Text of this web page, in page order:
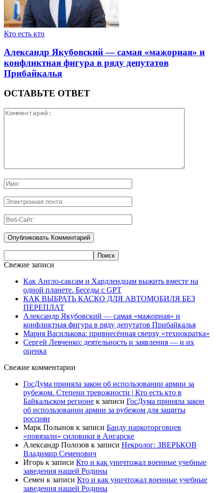
Кто есть кто
Александр Якубовский — самая «мажорная» и
конфликтная фигура в ряду депутатов
Прибайкалья
ОСТАВЬТЕ ОТВЕТ
Свежие записи
Как Англо-саксам и Хардлендцам выжить вместе на
одной планете. Беседы с GPT
КАК ВЫБРАТЬ КАСКО ДЛЯ АВТОМОБИЛЯ БЕЗ
ПЕРЕПЛАТ
Александр Якубовский — самая «мажорная» и
конфликтная фигура в ряду депутатов Прибайкалья
Мария Василькова: привнесённая сверху «технократка»
Сергей Левченко: деятельность и заявления — и их
оценка
Свежие комментарии
ГосДума приняла закон об использовании армии за
рубежом. Степени тревожности | Кто есть кто в
Байкальском регионе к записи ГосДума приняла закон
об использовании армии за рубежом для защиты
россиян
Марк Полынов к записи Банду наркоторговцев
«повязали» силовики в Ангарске
Александр Полозов к записи Некролог: ЗВЕРЬКОВ
Владимир Семенович
Игорь к записи Кто и как уничтожал военные учебные
заведения нашей Родины
Семен к записи Кто и как уничтожал военные учебные
заведения нашей Родины